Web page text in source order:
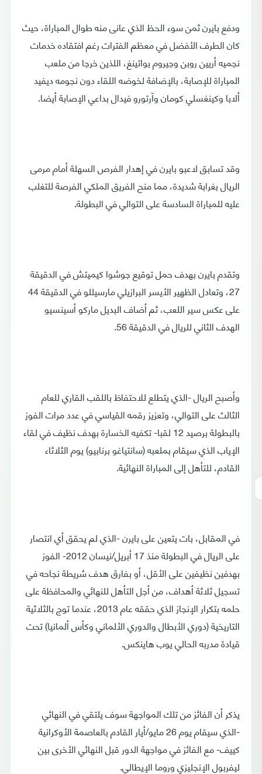
ودفع بايرن ثمن سوء الحظ الذي عانى منه طوال المباراة، حيث
كان الطرف الأفضل في معظم الفترات رغم افتقاده خدمات
نجميه أريين روبن وجيروم بواتينغ، اللذين خرجا من ملعب
المباراة للإصابة، بالإضافة لخوضه اللقاء دون نجومه ديفيد
ألابا وكينغسلي كومان وآرتورو فيدال بداعي الإصابة أيضا.
وقد تسابق لاعبو بايرن في إهدار الفرص السهلة أمام مرمى
الريال بغرابة شديدة، مما منح الفريق الملكي الفرصة للتغلب
عليه للمباراة السادسة على التوالي في البطولة.
وتقدم بايرن بهدف حمل توقيع جوشوا كيميتش في الدقيقة
27، وتعادل الظهير الأيسر البرازيلي مارسيللو في الدقيقة 44
على عكس سير اللعب، ثم أضاف البديل ماركو أسينسيو
الهدف الثاني للريال في الدقيقة 56.
وأصبح الريال -الذي يتطلع للاحتفاظ باللقب القاري للعام
الثالث على التوالي، وتعزيز رقمه القياسي في عدد مرات الفوز
بالبطولة برصيد 12 لقبا- تكفيه الخسارة بهدف نظيف في لقاء
الإياب الذي سيقام بملعبه (سانتياغو برنابيو) يوم الثلاثاء
القادم، للتأهل إلى المباراة النهائية.
في المقابل، بات يتعين على بايرن -الذي لم يحقق أي انتصار
على الريال في البطولة منذ 17 أبريل/نيسان 2012- الفوز
بهدفين نظيفين على الأقل، أو بفارق هدف شريطة نجاحه في
تسجيل ثلاثة أهداف، من أجل التأهل للنهائي والمحافظة على
حلمه بتكرار الإنجاز الذي حققه عام 2013، عندما توج بالثلاثية
التاريخية (دوري الأبطال والدوري الألماني وكأس ألمانيا) تحت
قيادة مدربه الحالي يوب هاينكس.
يذكر أن الفائز من تلك المواجهة سوف يلتقي في النهائي
-الذي سيقام يوم 26 مايو/أيار القادم بالعاصمة الأوكرانية
كييف- مع الفائز في مواجهة الدور قبل النهائي الأخرى بين
ليفربول الإنجليزي وروما الإيطالي.